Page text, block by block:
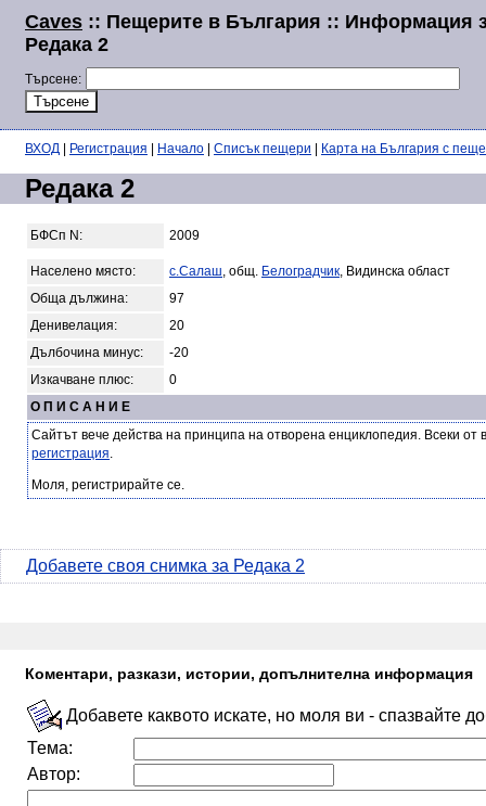
Caves :: Пещерите в България :: Информация
Редака 2
Търсене:
ВХОД Регистрация Начало Списък пещери Карта на България с
Редака 2
БФСп N: 2009
Населено място: с.Салаш, общ. Белоградчик, Видинска област
Обща дължина:
97
Денивелация:
20
Дълбочина минус:
-20
Изкачване плюс:
0
О П И С А Н И Е
Сайтът вече действа на принципа на отворена енциклопедия. Всеки
регистрация.
Моля, регистрирайте се.
Добавете своя снимка за Редака 2
Коментари, разкази, истории, допълнителна информация
Добавете каквото искате, но моля ви - спазвайте
Тема:
Автор: